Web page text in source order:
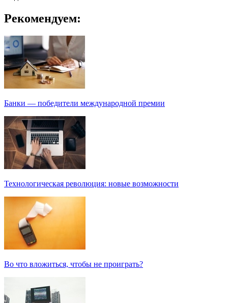
Рекомендуем:
Банки — победители международной премии
Технологическая революция: новые возможности
Во что вложиться, чтобы не проиграть?